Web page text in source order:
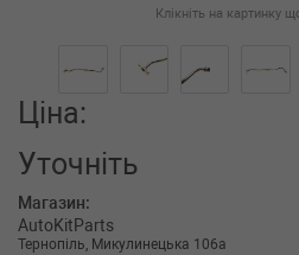
Клікніть на картинку
Ціна:
Уточніть
Магазин:
AutoKitParts
Тернопіль, Микулинецька 106а